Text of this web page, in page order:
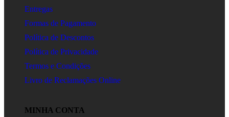
Entregas
Formas de Pagamento
Política de Descontos
Política de Privacidade
Termos e Condições
Livro de Reclamações Online
MINHA CONTA